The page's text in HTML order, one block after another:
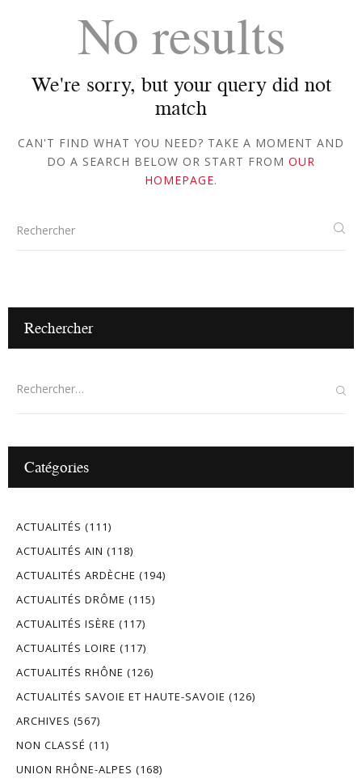
No results
We're sorry, but your query did not
match
CAN'T FIND WHAT YOU NEED? TAKE A MOMENT AND
DO A SEARCH BELOW OR START FROM OUR
HOMEPAGE.
Rechercher
Catégories
ACTUALITÉS (111)
ACTUALITÉS AIN (118)
ACTUALITÉS ARDÈCHE (194)
ACTUALITÉS DRÔME (115)
ACTUALITÉS ISÈRE (117)
ACTUALITÉS LOIRE (117)
ACTUALITÉS RHÔNE (126)
ACTUALITÉS SAVOIE ET HAUTE-SAVOIE (126)
ARCHIVES (567)
NON CLASSÉ (11)
UNION RHÔNE-ALPES (168)